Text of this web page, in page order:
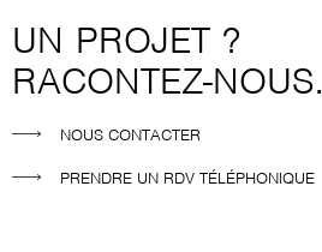
UN PROJET ?
RACONTEZ-NOUS.
NOUS CONTACTER
PRENDRE UN RDV TÉLÉPHONIQUE